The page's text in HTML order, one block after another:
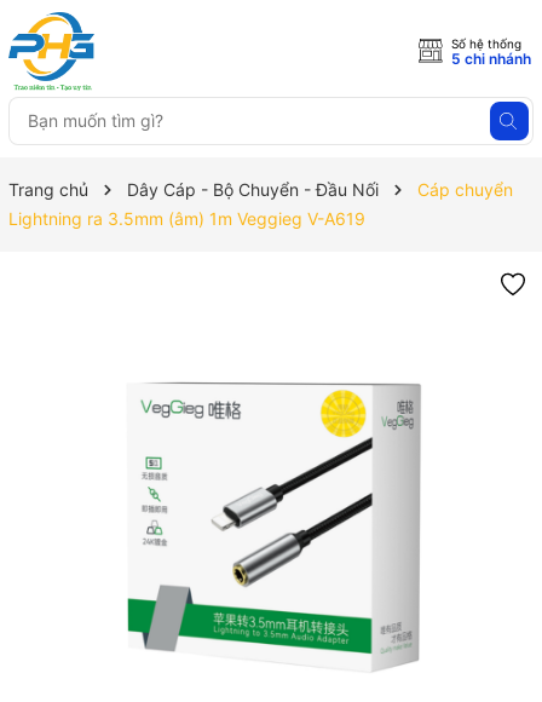
Số hệ thống
5 chi nhánh
Trang chủ Dây Cáp - Bộ Chuyển - Đầu Nối
Cáp chuyển
Lightning ra 3.5mm (âm) 1m Veggieg V-A619